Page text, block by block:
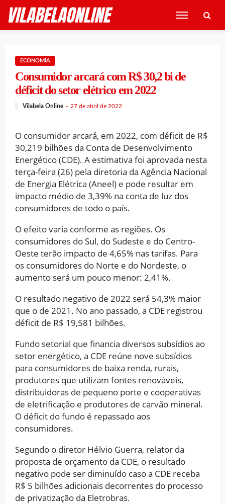
ECONOMIA
Consumidor arcará com R$ 30,2 bi de
déficit do setor elétrico em 2022
Vilabela Online 27 de abril de 2022
O consumidor arcará, em 2022, com déficit de R$
30,219 bilhões da Conta de Desenvolvimento
Energético (CDE). A estimativa foi aprovada nesta
terça-feira (26) pela diretoria da Agência Nacional
de Energia Elétrica (Aneel) e pode resultar em
impacto médio de 3,39% na conta de luz dos
consumidores de todo o país.
O efeito varia conforme as regiões. Os
consumidores do Sul, do Sudeste e do Centro-
Oeste terão impacto de 4,65% nas tarifas. Para
os consumidores do Norte e do Nordeste, o
aumento será um pouco menor: 2,41%.
O resultado negativo de 2022 será 54,3% maior
que o de 2021. No ano passado, a CDE registrou
déficit de R$ 19,581 bilhões.
Fundo setorial que financia diversos subsídios ao
setor energético, a CDE reúne nove subsídios
para consumidores de baixa renda, rurais,
produtores que utilizam fontes renováveis,
distribuidoras de pequeno porte e cooperativas
de eletrificação e produtores de carvão mineral.
O déficit do fundo é repassado aos
consumidores.
Segundo o diretor Hélvio Guerra, relator da
proposta de orçamento da CDE, o resultado
negativo pode ser diminuído caso a CDE receba
R$ 5 bilhões adicionais decorrentes do processo
de privatização da Eletrobras.